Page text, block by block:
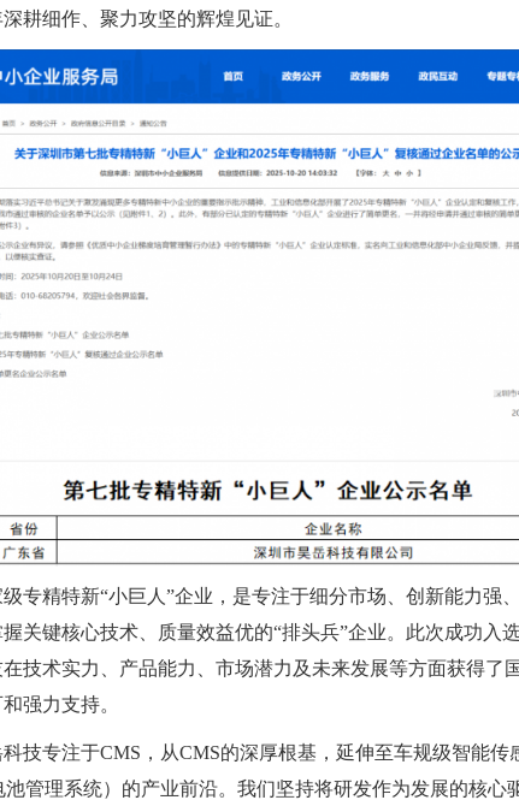
耕细作、聚力攻坚的辉煌见证。
专精特新“小巨人”企业，是专注于细分市场、创新能力强
关键核心技术、质量效益优的“排头兵”企业。此次成功入
技术实力、产品能力、市场潜力及未来发展等方面获得了
强力支持。
技专注于CMS，从CMS的深厚根基，延伸至车规级智能传
池管理系统）的产业前沿。我们坚持将研发作为发展的核心